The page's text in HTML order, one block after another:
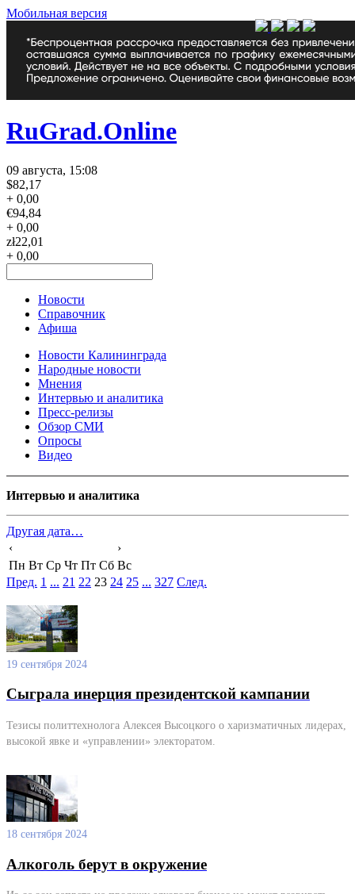
Мобильная версия
RuGrad.Online
09 августа, 15:08
$82,17
+ 0,00
€94,84
+ 0,00
zł22,01
+ 0,00
Новости
Справочник
Афиша
Новости Калининграда
Народные новости
Мнения
Интервью и аналитика
Пресс-релизы
Обзор СМИ
Опросы
Видео
Интервью и аналитика
Другая дата…
‹
›
Пн Вт Ср Чт Пт Сб Вс
Пред. 1 ... 21 22 23 24 25 ... 327 След.
19 сентября 2024
Сыграла инерция президентской кампании
Тезисы политтехнолога Алексея Высоцкого о харизматичных лидерах,
высокой явке и «управлении» электоратом.
18 сентября 2024
Алкоголь берут в окружение